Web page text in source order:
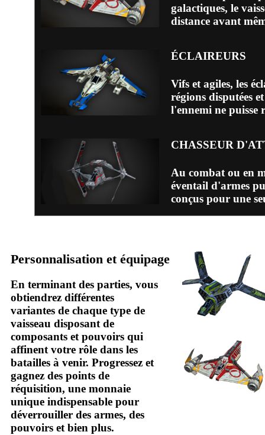
galactiques, le
distance avant
ÉCLAIREURS
Vifs et agiles, les
régions disputées
l'ennemi ne puisse
CHASSEUR
Au combat ou en
éventail d'armes
conçus pour une
Personnalisation et équipage
En terminant des parties, vous
obtiendrez différentes
variantes de chaque type de
vaisseau disposant de
composants et pouvoirs qui
affinent votre rôle dans les
batailles à venir. Progressez et
gagnez des points de
réquisition, une monnaie
unique indispensable pour
déverrouiller des armes, des
pouvoirs et bien plus.